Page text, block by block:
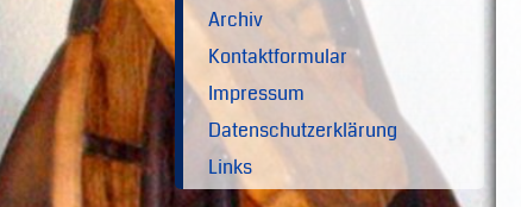
Archiv
Kontaktformular
Impressum
Datenschutzerklärung
Links